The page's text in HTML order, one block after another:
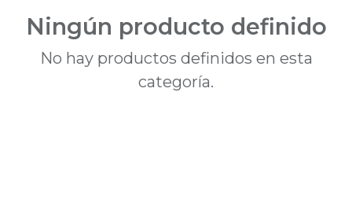
Ningún producto definido
No hay productos definidos en esta
categoría.